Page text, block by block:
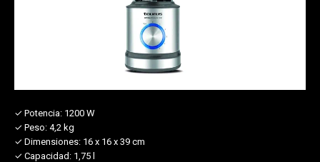
✓ Potencia: 1200 W
✓ Peso: 4,2 kg
✓ Dimensiones: 16 x 16 x 39 cm
✓ Capacidad: 1,75 l